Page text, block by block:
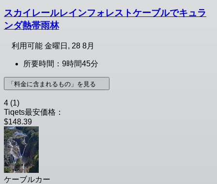
スカイレールレインフォレストケーブルでキュラ
ンダ熱帯雨林
利用可能 金曜日, 28 8月
所要時間：9時間45分
「料金に含まれるもの」を見る
4 (1)
Tiqets最安価格：
$148.39
ケーブルカー